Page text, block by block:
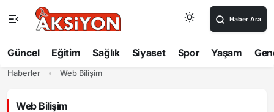
Haber Ara
Güncel Eğitim Sağlık Siyaset Spor Yaşam
Haberler Web Bilişim
Web Bilişim